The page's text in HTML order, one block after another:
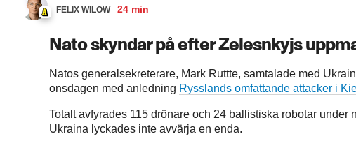
FELIX WILOW 24 min
Nato skyndar på efter Zelesnkyjs
Natos generalsekreterare, Mark Ruttte, samtalade med
onsdagen med anledning Rysslands omfattande attacker i
Totalt avfyrades 115 drönare och 24 ballistiska robotar under
Ukraina lyckades inte avvärja en enda.